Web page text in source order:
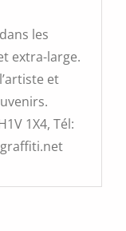
les
extra-large.
et
1X4, Tél: